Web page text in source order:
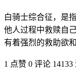
白骑士综合征，是
他人过程中救赎自
有着强烈的救助欲
1 点赞 0 评论 14133